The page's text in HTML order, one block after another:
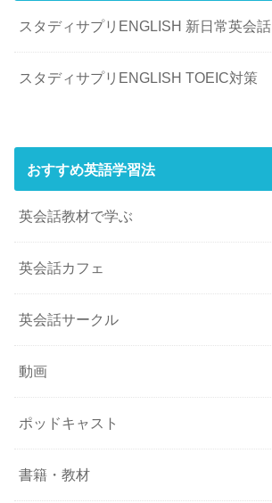
スタディサプリENGLISH 新日常英会話
スタディサプリENGLISH TOEIC対策
おすすめ英語学習法
英会話教材で学ぶ
英会話カフェ
英会話サークル
動画
ポッドキャスト
書籍・教材